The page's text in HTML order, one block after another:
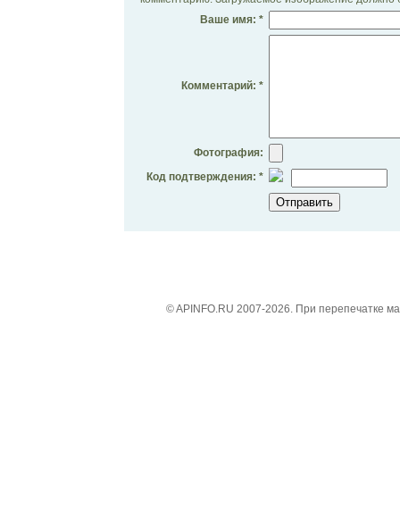
Ваше имя: *
Комментарий: *
Фотография:
Код подтверждения: *
© APINFO.RU 2007-2026. При перепечатке